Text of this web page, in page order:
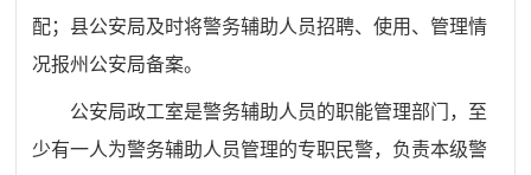
配；县公安局及时将警务辅助人员招聘、使用、管理情
况报州公安局备案。
公安局政工室是警务辅助人员的职能管理部门，至
少有一人为警务辅助人员管理的专职 民警，负责本级警